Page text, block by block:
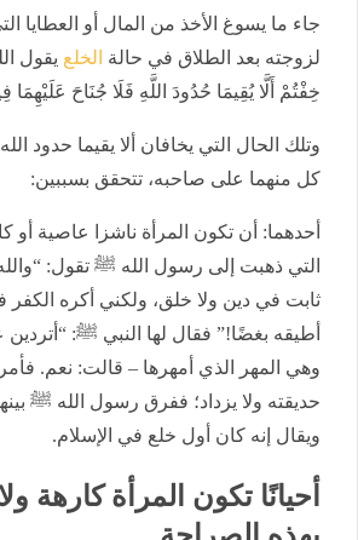
جاء ما يسوغ الأخذ من المال أو العطايا
لزوجته بعد الطلاق في حالة الخلع يقول
خِفْتُمْ أَلَّا يُقِيمَا حُدُودَ اللَّهِ فَلَا جُنَاحَ عَلَيْهِمَا
وتلك الحال التي يخافان ألا يقيما حدود
كل منهما على صاحبه، تتحقق بسببين:
أحدهما: أن تكون المرأة ناشزا عاصية أو
التي ذهبت إلى رسول الله ﷺ تقول:
ثابت في دين ولا خلق، ولكني أكره الكفر
أطيقه بغضًا!” فقال لها النبي ﷺ: “أتردين
وهي المهر الذي أمهرها – قالت: نعم.
حديقته ولا يزداد؛ ففرق رسول الله ﷺ
ويقال إنه كان أول خلع في الإسلام.
أحيانًا تكون المرأة كارهة